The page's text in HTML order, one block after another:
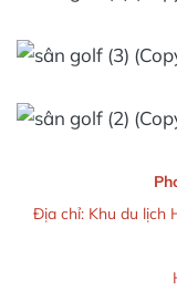
Địa chỉ: Khu du lịch